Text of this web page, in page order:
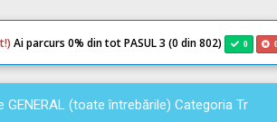
Ai parcurs 0% din tot PASUL 3 (0 din 802) 0 0
GENERAL (toate întrebările) Categoria Tr